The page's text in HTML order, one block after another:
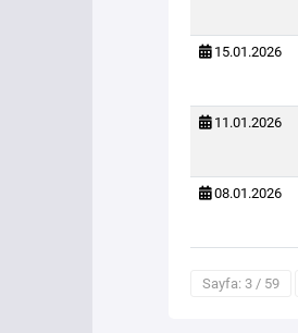
15.01.2026
11.01.2026
08.01.2026
Sayfa: 3 / 59